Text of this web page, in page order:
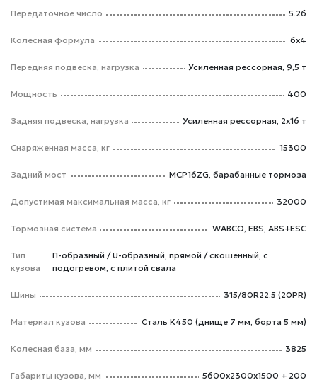
Передаточное число 5.26
Колесная формула 6x4
Передняя подвеска, нагрузка Усиленная рессорная, 9,5 т
Мощность 400
Задняя подвеска, нагрузка Усиленная рессорная, 2x16 т
Снаряженная масса, кг 15300
Задний мост MCP16ZG, барабанные тормоза
Допустимая максимальная масса, кг 32000
Тормозная система WABCO, EBS, ABS+ESC
Тип
кузова
П-образный / U-образный, прямой / скошенный, с
подогревом, с плитой свала
Шины 315/80R22.5 (20PR)
Материал кузова Сталь K450 (днище 7 мм, борта 5 мм)
Колесная база, мм 3825
Габариты кузова, мм 5600x2300x1500 + 200